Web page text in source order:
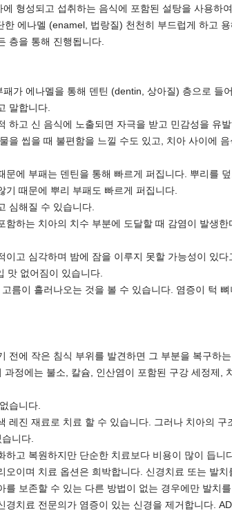
형성되고 섭취하는 음식에 포함된 설탕을 사용하
에나멜 (enamel, 법랑질) 천천히 부드럽게 하고 용
층을 통해 진행됩니다.
가 에나멜을 통해 덴틴 (dentin, 상아질) 층으로 들
말합니다.
하고 신 음식에 노출되면 자극을 받고 민감성을 유
을 씹을 때 불편함을 느낄 수도 있고, 치아 사이에 음
문에 부패는 덴틴을 통해 빠르게 퍼집니다. 뿌리를
때문에 뿌리 부패도 빠르게 퍼집니다.
심해질 수 있습니다.
함하는 치아의 치수 부분에 도달할 때 감염이 발생한
이고 심각하며 밤에 잠을 이루지 못할 가능성이 있다
맛 없어짐이 있습니다.
름이 흘러나오는 것을 볼 수 있습니다. 염증이 턱 뼈
전에 작은 침식 부위를 발견하면 그 부분을 복구하
정에는 불소, 칼슘, 인산염이 포함된 구강 세정제,
습니다.
레진 재료로 치료 할 수 있습니다. 그러나 치아의 구
니다.
하고 복원하지만 단순한 치료보다 비용이 많이 듭니
오이며 치료 옵션은 희박합니다. 신경치료 또는 발치
를 보존할 수 있는 다른 방법이 없는 경우에만 발치를
경치료 전문의가 염증이 있는 신경을 제거합니다.